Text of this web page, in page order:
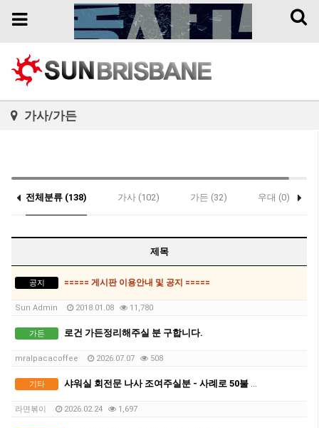
Toggle
Toggle
가사/가든
전체분류 (138) 가사 (102) 가든 (32) 우대 (0)
제목
공지 ===== 게시판 이용안내 및 공지 =====
Sun Admin 2018.01.08 11,780
가든 로건 가든정리해주실 분 구합니다.
mralpacacoffee 2026.07.07 508
기타 샤워실 회전문 나사 조여주실분 - 사례로 50불 드려요 (위치: 사뱅)
라면볶이 2026.02.24 1,697